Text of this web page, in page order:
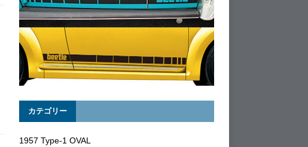
カテゴリー
1957 Type-1 OVAL